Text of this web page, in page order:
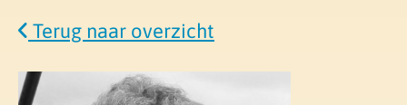
Terug naar overzicht